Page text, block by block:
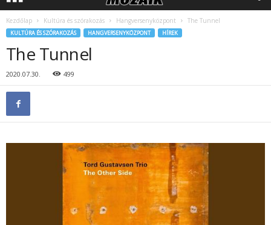
Kezdőlap Kultúra és szórakozás Hangversenyközpont The Tunnel
KULTÚRA ÉS SZÓRAKOZÁS HANGVERSENYKÖZPONT HÍREK
The Tunnel
2020.07.30. 499